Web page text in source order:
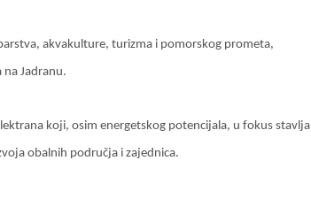
akvakulture, turizma i pomorskog prometa,
Jadranu.
koji, osim energetskog potencijala, u fokus stavlja
obalnih područja i zajednica.